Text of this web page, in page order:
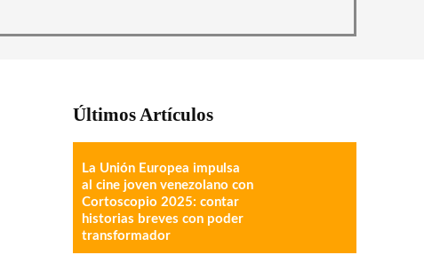
Últimos Artículos
La Unión Europea impulsa
al cine joven venezolano con
Cortoscopio 2025: contar
historias breves con poder
transformador